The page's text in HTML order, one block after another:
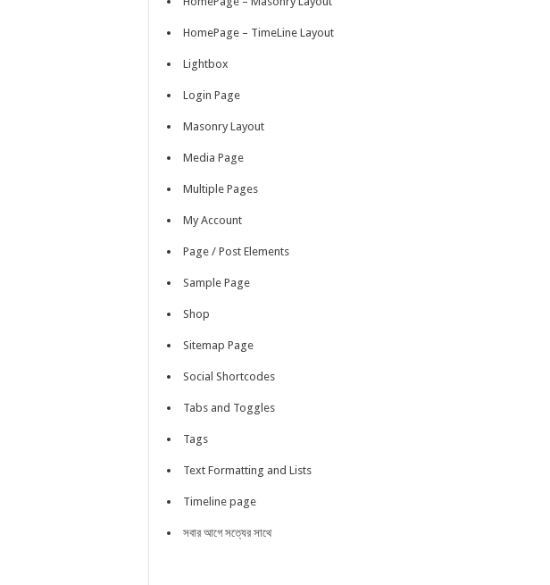
HomePage – TimeLine Layout
Lightbox
Login Page
Masonry Layout
Media Page
Multiple Pages
My Account
Page / Post Elements
Sample Page
Shop
Sitemap Page
Social Shortcodes
Tabs and Toggles
Tags
Text Formatting and Lists
Timeline page
সবার আগে সত্যের সাথে